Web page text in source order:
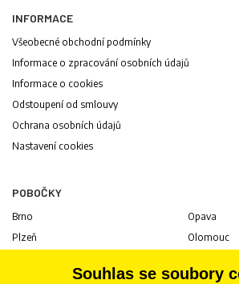
INFORMACE
Všeobecné obchodní podmínky
Informace o zpracování osobních údajů
Informace o cookies
Odstoupení od smlouvy
Ochrana osobních údajů
Nastavení cookies
POBOČKY
Brno
Plzeň
Opava
Olomouc
Pardubice
Souhlas se soubory